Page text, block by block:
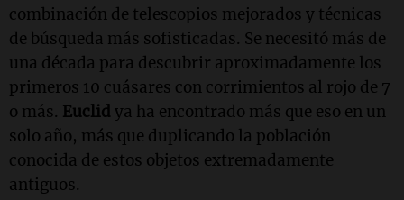
combinación de telescopios mejorados y técnicas
de búsqueda más sofisticadas. Se necesitó más de
una década para descubrir aproximadamente los
primeros 10 cuásares con corrimientos al rojo de 7
o más. Euclid ya ha encontrado más que eso en un
solo año, más que duplicando la población
conocida de estos objetos extremadamente
antiguos.